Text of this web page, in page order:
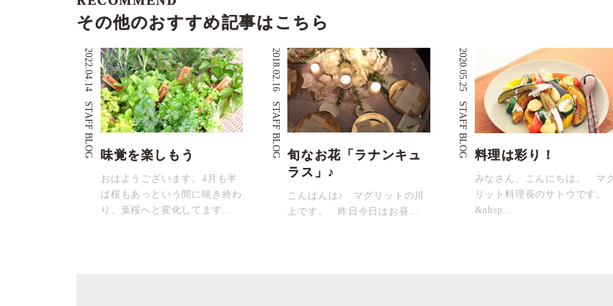
その他のおすすめ記事はこちら
2022.04.14
STAFF BLOG 味覚を楽しもう
おはようございます。4月も半
ば桜もあっという間に咲き終わ
り、葉桜へと変化してます...
2018.02.16
STAFF BLOG 旬なお花「ラナンキュ
ラス」♪
こんばんは♪ マグリットの川
上です。 昨日今日はお昼...
2020.05.25
STAFF BLOG 料理は彩り！
みなさん、こんにちは。 マ
リット料理長のサトウです。
&nbsp...